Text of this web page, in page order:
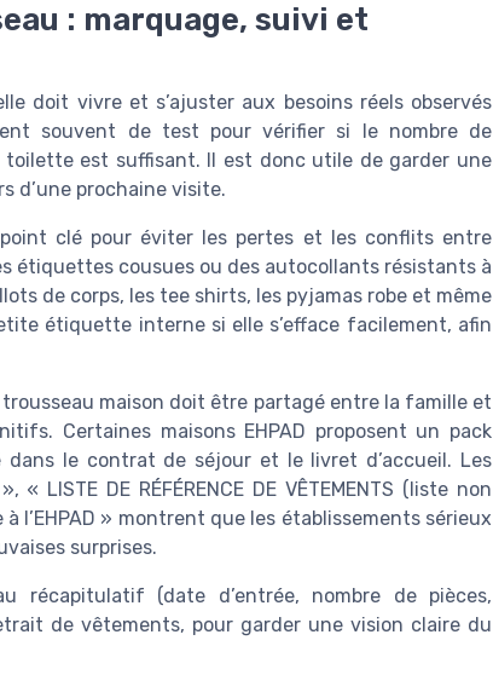
: marquage, suivi et
doit vivre et s’ajuster aux besoins réels observés
souvent de test pour vérifier si le nombre de
toilette est suffisant. Il est donc utile de garder une
d’une prochaine visite.
clé pour éviter les pertes et les conflits entre
étiquettes cousues ou des autocollants résistants à
de corps, les tee shirts, les pyjamas robe et même
étiquette interne si elle s’efface facilement, afin
maison doit être partagé entre la famille et
Certaines maisons EHPAD proposent un pack
le contrat de séjour et le livret d’accueil. Les
LISTE DE RÉFÉRENCE DE VÊTEMENTS (liste non
l’EHPAD » montrent que les établissements sérieux
surprises.
récapitulatif (date d’entrée, nombre de pièces,
de vêtements, pour garder une vision claire du